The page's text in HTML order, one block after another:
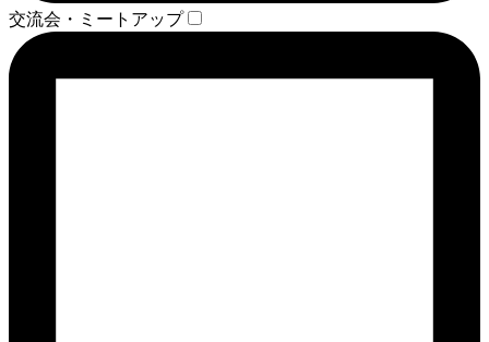
交流会・ミートアップ